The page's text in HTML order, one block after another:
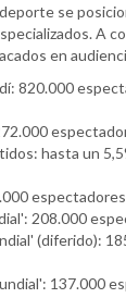
se
A
en
820.000
hasta un
208.000
(diferido):
137.000